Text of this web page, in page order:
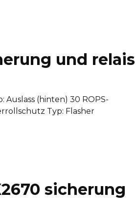
und relais
Auslass (hinten) 30 ROPS-
Typ: Flasher
sicherung